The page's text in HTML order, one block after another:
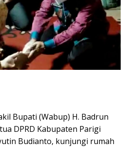
Bupati (Wabup) H. Badrun
DPRD Kabupaten Parigi
Budianto, kunjungi rumah